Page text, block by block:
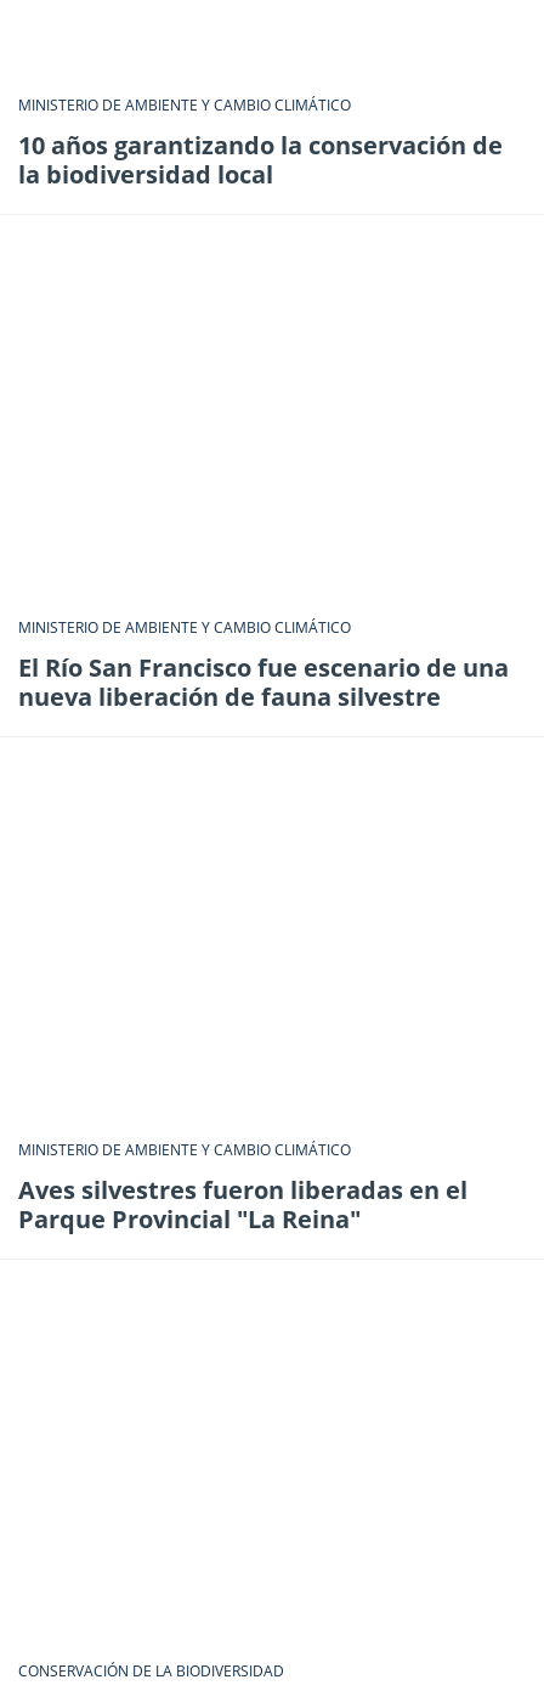
MINISTERIO DE AMBIENTE Y CAMBIO CLIMÁTICO
10 años garantizando la conservación de
la biodiversidad local
MINISTERIO DE AMBIENTE Y CAMBIO CLIMÁTICO
El Río San Francisco fue escenario de una
nueva liberación de fauna silvestre
MINISTERIO DE AMBIENTE Y CAMBIO CLIMÁTICO
Aves silvestres fueron liberadas en el
Parque Provincial "La Reina"
CONSERVACIÓN DE LA BIODIVERSIDAD